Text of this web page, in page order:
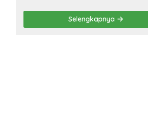
APBD 2026
Selengkapnya